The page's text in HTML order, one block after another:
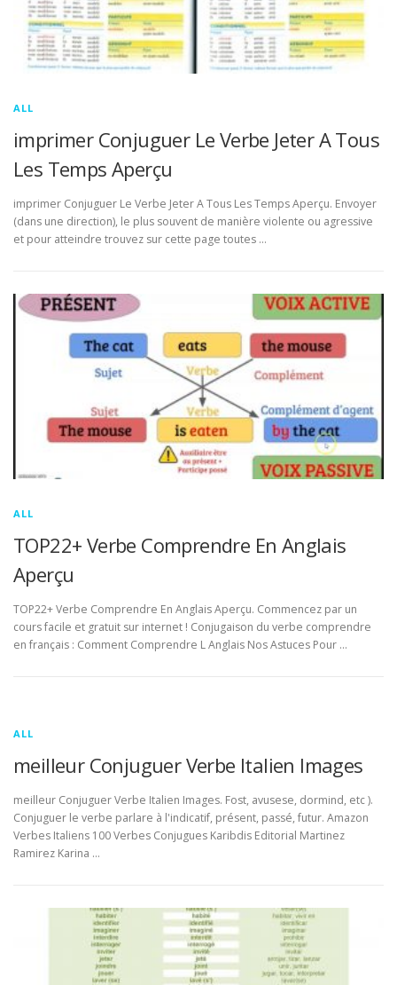
ALL
imprimer Conjuguer Le Verbe Jeter A Tous
Les Temps Aperçu
imprimer Conjuguer Le Verbe Jeter A Tous Les Temps Aperçu. Envoyer
(dans une direction), le plus souvent de manière violente ou agressive
et pour atteindre trouvez sur cette page toutes …
ALL
TOP22+ Verbe Comprendre En Anglais
Aperçu
TOP22+ Verbe Comprendre En Anglais Aperçu. Commencez par un
cours facile et gratuit sur internet ! Conjugaison du verbe comprendre
en français : Comment Comprendre L Anglais Nos Astuces Pour …
ALL
meilleur Conjuguer Verbe Italien Images
meilleur Conjuguer Verbe Italien Images. Fost, avusese, dormind, etc ).
Conjuguer le verbe parlare à l'indicatif, présent, passé, futur. Amazon
Verbes Italiens 100 Verbes Conjugues Karibdis Editorial Martinez
Ramirez Karina …